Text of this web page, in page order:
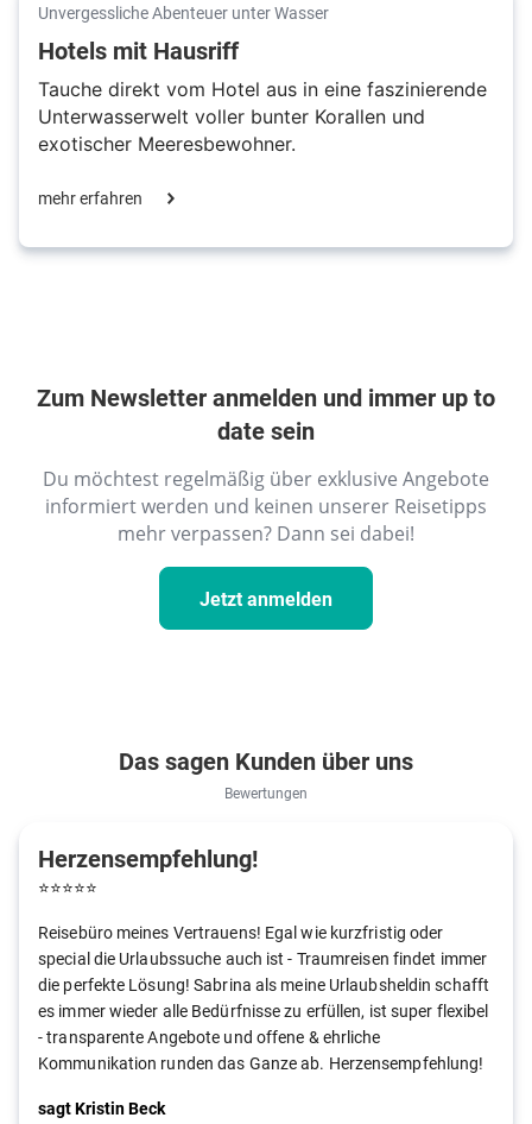
Unvergessliche Abenteuer unter Wasser
Hotels mit Hausriff
Tauche direkt vom Hotel aus in eine faszinierende
Unterwasserwelt voller bunter Korallen und
exotischer Meeresbewohner.
mehr erfahren
Zum Newsletter anmelden und immer up to
date sein
Du möchtest regelmäßig über exklusive Angebote
informiert werden und keinen unserer Reisetipps
mehr verpassen? Dann sei dabei!
Jetzt anmelden
Das sagen Kunden über uns
Bewertungen
Herzensempfehlung!
⭐⭐⭐⭐⭐
Reisebüro meines Vertrauens! Egal wie kurzfristig oder
special die Urlaubssuche auch ist - Traumreisen findet immer
die perfekte Lösung! Sabrina als meine Urlaubsheldin schafft
es immer wieder alle Bedürfnisse zu erfüllen, ist super flexibel
- transparente Angebote und offene & ehrliche
Kommunikation runden das Ganze ab. Herzensempfehlung!
sagt Kristin Beck